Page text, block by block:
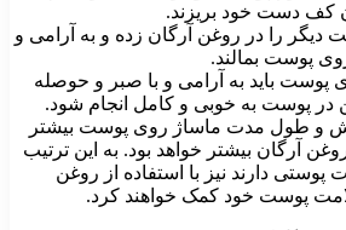
کف دست خود بریزند.
دیگر را در روغن آرگان زده و به آرامی و
پوست بمالند.
باید به آرامی و با صبر و حوصله
در پوست به خوبی و کامل انجام شود.
و طول مدت ماساژ روی پوست بیشتر
آرگان بیشتر خواهد بود. به این ترتیب
پوستی دارند نیز با استفاده از روغن
پوست خود کمک خواهند کرد.